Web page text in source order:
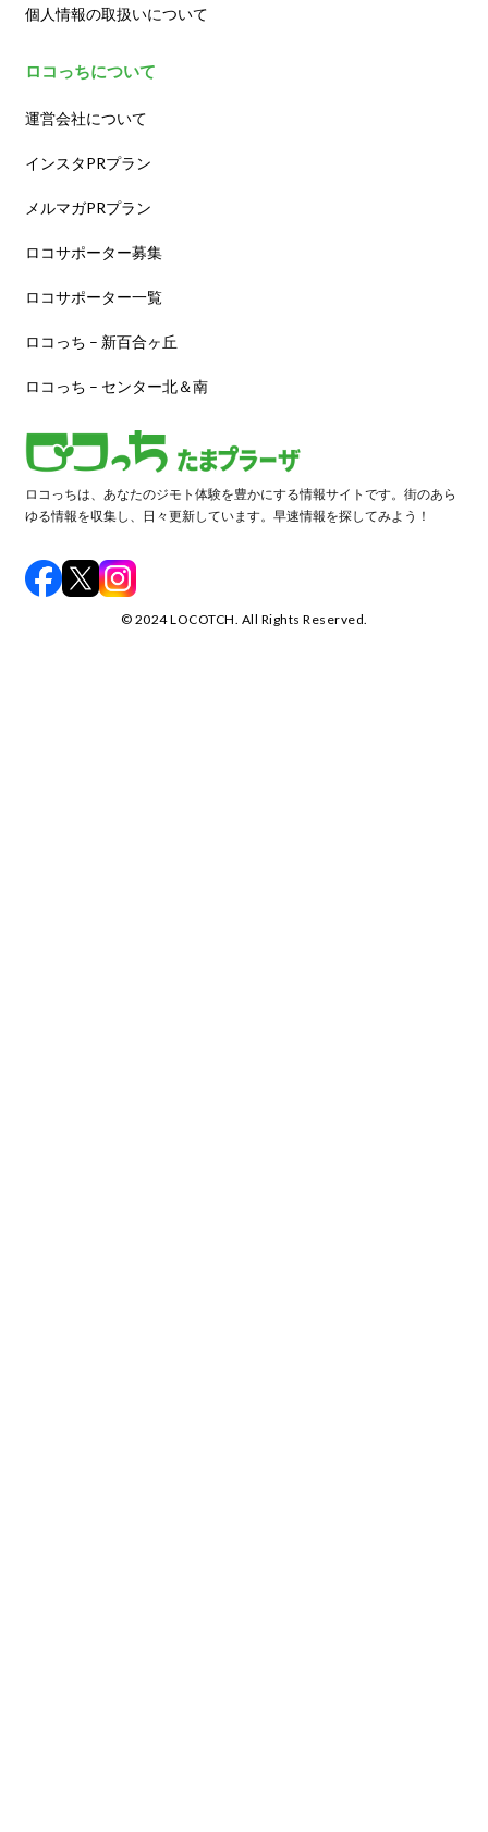
個人情報の取扱いについて
ロコっちについて
運営会社について
インスタPRプラン
メルマガPRプラン
ロコサポーター募集
ロコサポーター一覧
ロコっち – 新百合ヶ丘
ロコっち – センター北＆南
ロコっちは、あなたのジモト体験を豊かにする情報サイトです。街のあら
ゆる情報を収集し、日々更新しています。早速情報を探してみよう！
©️ 2024 LOCOTCH. All Rights Reserved.